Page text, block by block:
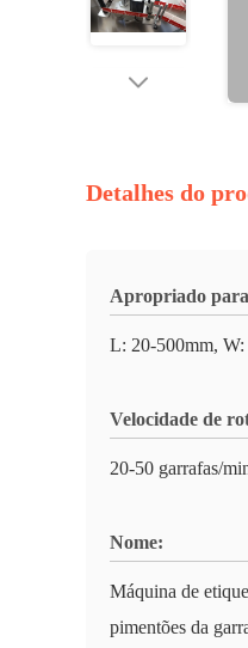
Detalhes do
Apropriado
L: 20-500mm,
Velocidade de
20-50 garrafas/
Nome:
Máquina de
pimentões da